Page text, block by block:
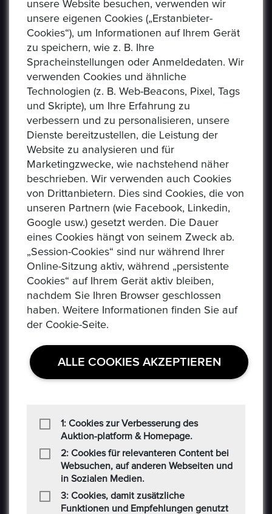
Epoxa ist eine Online-Plattform, mit der Benutzer
Münzen, Medaillen, Edelmetalle und andere
Sammlerstücke auf einer E-Auction-Plattform in den
Formaten Jetzt kaufen / Angebot / Gebot kaufen und
verkaufen können. Epoxa bietet zusätzlich einen
Umtauschservice von DM zu EUR an. Mit diesem
Service können Personen, die sich weit entfernt von
den regionalen Standorten der Bundesbank befinden
(www.ezb.europa.eu), ihre DM-Währung in Euro
umtauschen.
USEFUL LINKS
Datenschutzerklaerung
Häufig Gestellte Fragen
Verkäufer Richtlinien
Impressum
unsere Website besuchen, verwenden wir
unsere eigenen Cookies („Erstanbieter-
Cookies“), um Informationen auf Ihrem Gerät
zu speichern, wie z. B. Ihre
Spracheinstellungen oder Anmeldedaten. Wir
verwenden Cookies und ähnliche
Technologien (z. B. Web-Beacons, Pixel, Tags
und Skripte), um Ihre Erfahrung zu
verbessern und zu personalisieren, unsere
Dienste bereitzustellen, die Leistung der
Website zu analysieren und für
Marketingzwecke, wie nachstehend näher
beschrieben. Wir verwenden auch Cookies
von Drittanbietern. Dies sind Cookies, die von
unseren Partnern (wie Facebook, Linkedin,
Google usw.) gesetzt werden. Die Dauer
eines Cookies hängt von seinem Zweck ab.
„Session-Cookies“ sind nur während Ihrer
Online-Sitzung aktiv, während „persistente
Cookies“ auf Ihrem Gerät aktiv bleiben,
nachdem Sie Ihren Browser geschlossen
haben. Weitere Informationen finden Sie auf
der Cookie-Seite.
ALLE COOKIES AKZEPTIEREN
1: Cookies zur Verbesserung des
Auktion-platform & Homepage.
2: Cookies für relevanteren Content bei
Websuchen, auf anderen Webseiten und
in Sozialen Medien.
3: Cookies, damit zusätzliche
Funktionen und Empfehlungen genutzt